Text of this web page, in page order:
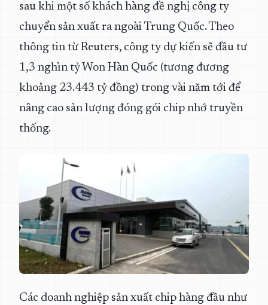
sau khi một số khách hàng đề nghị công ty
chuyển sản xuất ra ngoài Trung Quốc. Theo
thông tin từ Reuters, công ty dự kiến sẽ đầu tư
1,3 nghìn tỷ Won Hàn Quốc (tương đương
khoảng 23.443 tỷ đồng) trong vài năm tới để
nâng cao sản lượng đóng gói chip nhớ truyền
thống.
Các doanh nghiệp sản xuất chip hàng đầu như